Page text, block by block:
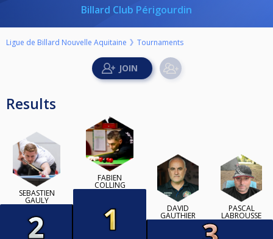
Billard Club Périgourdin
Ligue de Billard Nouvelle Aquitaine Tournaments
Results
SEBASTIEN
GAULY
FABIEN
COLLING
DAVID
GAUTHIER
PASCAL
LABROUSSE